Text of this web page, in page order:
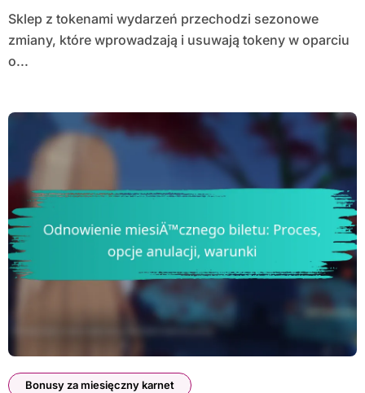
Sklep z tokenami wydarzeń przechodzi sezonowe
zmiany, które wprowadzają i usuwają tokeny w oparciu
o...
Bonusy za miesięczny karnet